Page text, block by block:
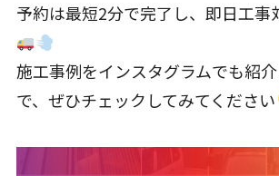
予約は最短2分で完了し、即日工事
施工事例をインスタグラムでも紹
で、ぜひチェックしてみてください